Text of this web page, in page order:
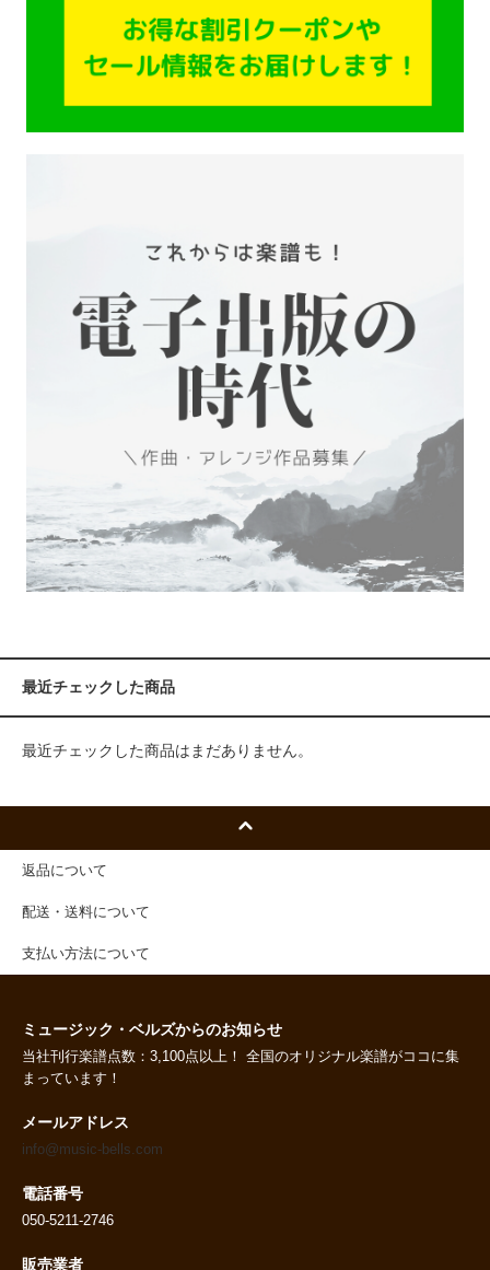
最近チェックした商品
最近チェックした商品はまだありません。
返品について
配送・送料について
支払い方法について
ミュージック・ベルズからのお知らせ
当社刊行楽譜点数：3,100点以上！ 全国のオリジナル楽譜がココに集
まっています！
メールアドレス
info@music-bells.com
電話番号
050-5211-2746
販売業者